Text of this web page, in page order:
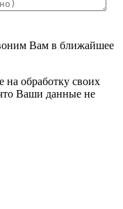
Вам в ближайшее
на обработку своих
Ваши данные не